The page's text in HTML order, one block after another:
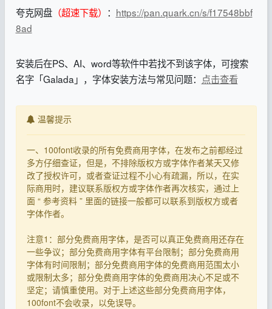
夸克网盘（超速下载） ： https://pan.quark.cn/s/f17548bbf
8ad
安装后在PS、AI、word等软件中若找不到该字体，可搜索
名字「Galada」，字体安装方法与常见问题： 点击查看
温馨提示
一、100font收录的所有免费商用字体，在发布之前都经过
多方仔细查证，但是，不排除版权方或字体作者某天又修
改了授权许可，或者查证过程不小心有疏漏，所以，在实
际商用时，建议联系版权方或字体作者再次核实，通过上
面 “ 参考资料 ” 里面的链接一般都可以联系到版权方或者
字体作者。
注意1：部分免费商用字体，是否可以真正免费商用还存在
一些争议；部分免费商用字体有平台限制；部分免费商用
字体有时间限制；部分免费商用字体的免费商用范围太小
或限制太多；部分免费商用字体的免费商用决心不足或不
坚定；请慎重使用。对于上述这些部分免费商用字体，
100font不会收录，以免误导。